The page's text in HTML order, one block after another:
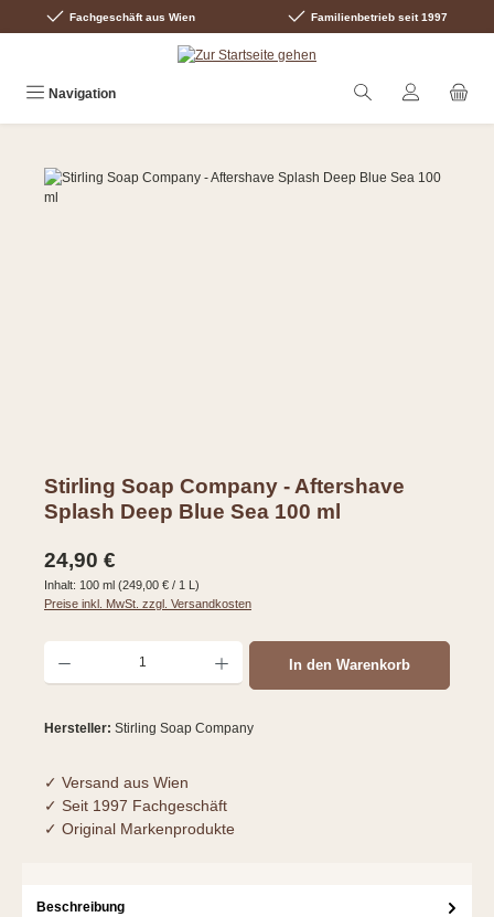
Zum Hauptinhalt springen
Fachgeschäft aus Wien Familienbetrieb seit 1997
Navigation
Stirling Soap Company - Aftershave
Splash Deep Blue Sea 100 ml
Regulärer Preis:
24,90 €
Inhalt: 100 ml (249,00 € / 1 L)
Preise inkl. MwSt. zzgl. Versandkosten
Produkt Anzahl: Gib den gewünschten Wert ein oder benutze die Schaltflächen um
In den Warenkorb
Hersteller: Stirling Soap Company
✓ Versand aus Wien
✓ Seit 1997 Fachgeschäft
✓ Original Markenprodukte
Beschreibung